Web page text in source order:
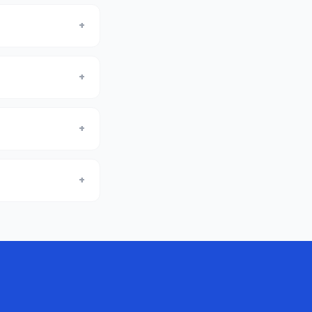
+
+
+
+